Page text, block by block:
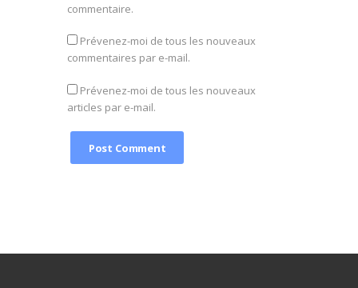
commentaire.
Prévenez-moi de tous les nouveaux
commentaires par e-mail.
Prévenez-moi de tous les nouveaux
articles par e-mail.